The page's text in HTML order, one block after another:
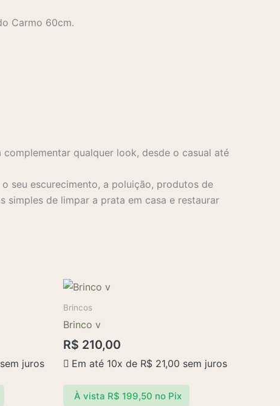
Carmo 60cm.
qualquer look, desde o casual até
seu escurecimento, a poluição, produtos de
simples de limpar a prata em casa e restaurar
sem juros
Brincos
Brinco v
R$ 210,00
Em até 10x de R$ 21,00 sem juros
À vista R$ 199,50 no Pix